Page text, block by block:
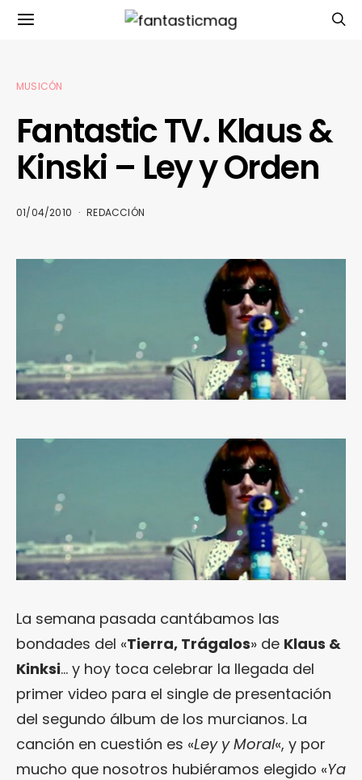
MUSICÓN
Fantastic TV. Klaus &
Kinski – Ley y Orden
01/04/2010 REDACCIÓN
La semana pasada cantábamos las
bondades del «Tierra, Trágalos» de Klaus &
Kinksi… y hoy toca celebrar la llegada del
primer video para el single de presentación
del segundo álbum de los murcianos. La
canción en cuestión es «Ley y Moral«, y por
mucho que nosotros hubiéramos elegido «Ya